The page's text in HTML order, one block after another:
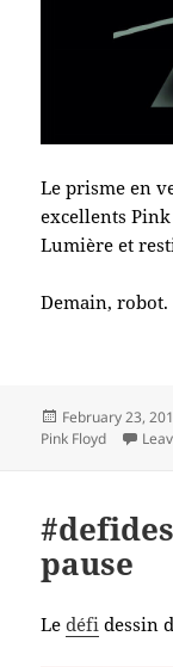
Le prisme en
excellents
Lumière et
Demain, robot.
Posted
on
February 23,
Pink Floyd
pause
Ledéfi dessin